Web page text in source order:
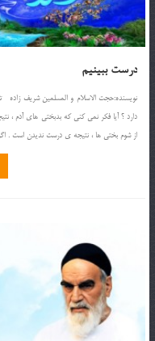
درست ببينيم
نويسنده:حجت الاسلام و المسلمين شريف
دارد ؟ آيا فکر نمي کني که بدبختي هاي آدم
از شوم بختي ها ، نتيجه ي درست نديدن است .